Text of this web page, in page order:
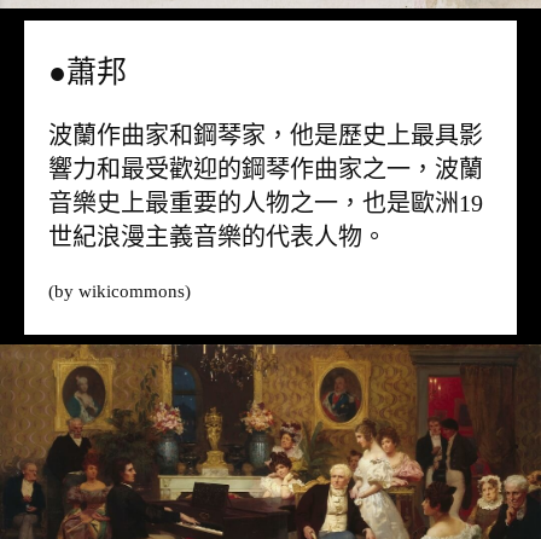
●蕭邦
波蘭作曲家和鋼琴家，他是歷史上最具影
響力和最受歡迎的鋼琴作曲家之一，波蘭
音樂史上最重要的人物之一，也是歐洲19
世紀浪漫主義音樂的代表人物。
(by wikicommons)